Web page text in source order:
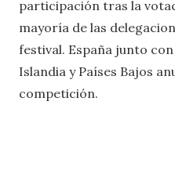
participación tras la
mayoría de las
festival. España junto
Islandia y Países Bajos
competición.